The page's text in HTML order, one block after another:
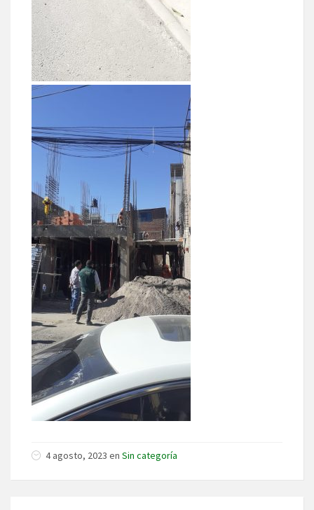
4 agosto, 2023 en Sin categoría